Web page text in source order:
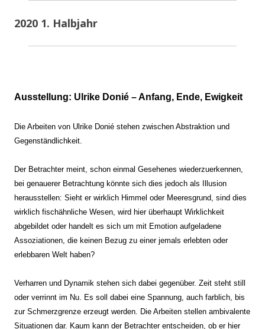
2020 1. Halbjahr
Ausstellung: Ulrike Donié – Anfang, Ende, Ewigkeit
Die Arbeiten von Ulrike Donié stehen zwischen Abstraktion und
Gegenständlichkeit.
Der Betrachter meint, schon einmal Gesehenes wiederzuerkennen,
bei genauerer Betrachtung könnte sich dies jedoch als Illusion
herausstellen: Sieht er wirklich Himmel oder Meeresgrund, sind dies
wirklich fischähnliche Wesen, wird hier überhaupt Wirklichkeit
abgebildet oder handelt es sich um mit Emotion aufgeladene
Assoziationen, die keinen Bezug zu einer jemals erlebten oder
erlebbaren Welt haben?
Verharren und Dynamik stehen sich dabei gegenüber. Zeit steht still
oder verrinnt im Nu. Es soll dabei eine Spannung, auch farblich, bis
zur Schmerzgrenze erzeugt werden. Die Arbeiten stellen ambivalente
Situationen dar. Kaum kann der Betrachter entscheiden, ob er hier